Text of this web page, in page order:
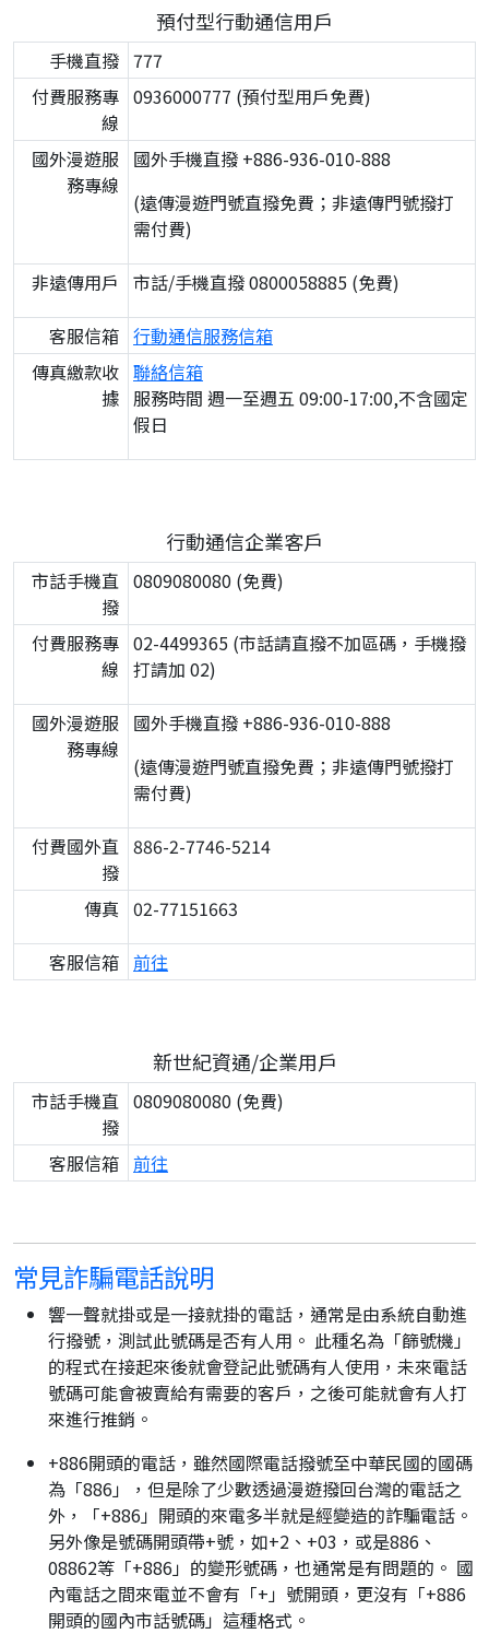
預付型行動通信用戶
手機直撥 777
付費服務專
線
0936000777 (預付型用戶免費)
國外漫遊服
務專線
國外手機直撥 +886-936-010-888
(遠傳漫遊門號直撥免費；非遠傳門號撥打
需付費)
非遠傳用戶 市話/手機直撥 0800058885 (免費)
客服信箱 行動通信服務信箱
傳真繳款收
據
聯絡信箱
服務時間 週一至週五 09:00-17:00,不含國定
假日
行動通信企業客戶
市話手機直
撥
0809080080 (免費)
付費服務專
線
02-4499365 (市話請直撥不加區碼，手機撥
打請加 02)
國外漫遊服
務專線
國外手機直撥 +886-936-010-888
(遠傳漫遊門號直撥免費；非遠傳門號撥打
需付費)
付費國外直
撥
886-2-7746-5214
傳真 02-77151663
客服信箱 前往
新世紀資通/企業用戶
市話手機直
撥
0809080080 (免費)
客服信箱 前往
常見詐騙電話說明
響一聲就掛或是一接就掛的電話，通常是由系統自動進
行撥號，測試此號碼是否有人用。 此種名為「篩號機」
的程式在接起來後就會登記此號碼有人使用，未來電話
號碼可能會被賣給有需要的客戶，之後可能就會有人打
來進行推銷。
+886開頭的電話，雖然國際電話撥號至中華民國的國碼
為「886」，但是除了少數透過漫遊撥回台灣的電話之
外，「+886」開頭的來電多半就是經變造的詐騙電話。
另外像是號碼開頭帶+號，如+2、+03，或是886、
08862等「+886」的變形號碼，也通常是有問題的。 國
內電話之間來電並不會有「+」號開頭，更沒有「+886
開頭的國內市話號碼」這種格式。